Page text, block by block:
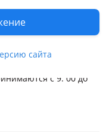
сайта
с 9: 00 до